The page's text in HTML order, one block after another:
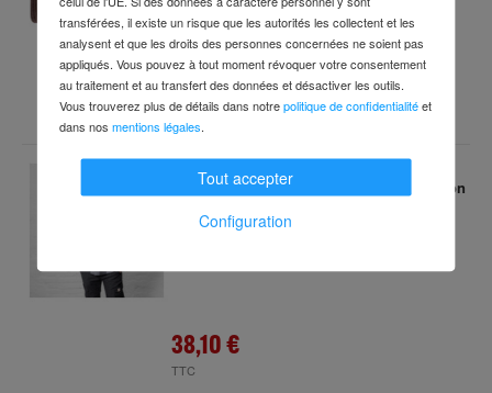
10,39 €
TTC
Chemise en flanelle STIER Heavy bci coton
Code art.52364044
38,10 €
TTC
transférées, il existe un risque que les autorités les collectent et les
analysent et que les droits des personnes concernées ne soient pas
appliqués. Vous pouvez à tout moment révoquer votre consentement
au traitement et au transfert des données et désactiver les outils.
Vous trouverez plus de détails dans notrepolitique de confidentialitéet
dans nos mentions légales.
Tout accepter
Configuration